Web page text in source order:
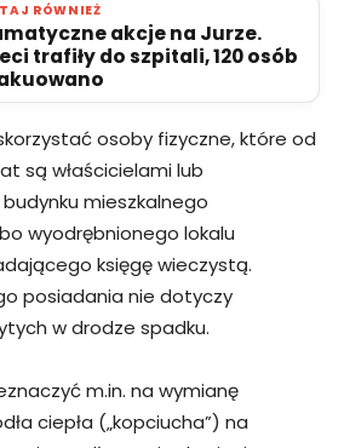
RÓWNIEŻ
akcje na Jurze.
trafiły do szpitali, 120 osób
osoby fizyczne, które od
są właścicielami lub
mieszkalnego
wyodrębnionego lokalu
księgę wieczystą.
posiadania nie dotyczy
w drodze spadku.
m.in. na wymianę
ciepła („kopciucha”) na